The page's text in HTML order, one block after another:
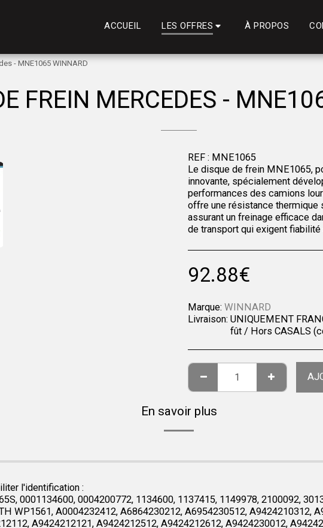
ACCUEIL LES OFFRES À PROPOS
- MNE1065 WINNARD
FREIN MERCEDES -
REF : MNE1065
Le disque de frein MNE1065,
innovante, spécialement
performances des camions
offre une résistance thermique
assurant un freinage efficace
de transport qui exigent
92.88€
Marque: WINNARD
Livraison: UNIQUEMENT
fût / Hors CASALS
En savoir plus
l'identification :
0001134600, 0004200772, 1134600, 1137415, 1149978, 2100092,
WP1561, A0004232412, A6864230212, A6954230512, A9424210312,
A9424212121, A9424212512, A9424212612, A9424230012,